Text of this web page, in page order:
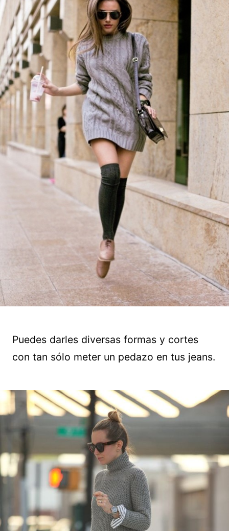
Puedes darles diversas formas y cortes
con tan sólo meter un pedazo en tus jeans.